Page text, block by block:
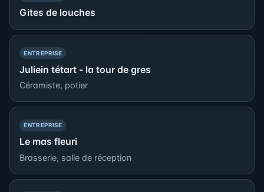
Gites de louches
ENTREPRISE— PRÉSENCE SIMPLE
Juliein tétart - la tour de gres
Céramiste, potier
ENTREPRISE— PRÉSENCE SIMPLE
Le mas fleuri
Brasserie, salle de réception